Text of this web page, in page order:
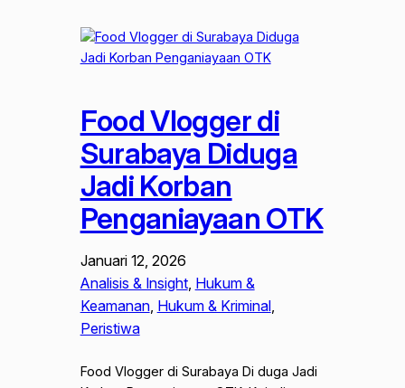
Food Vlogger di
Surabaya Diduga
Jadi Korban
Penganiayaan OTK
Januari 12, 2026
Analisis & Insight, Hukum &
Keamanan, Hukum & Kriminal
Peristiwa
Food Vlogger di Surabaya Di duga Jadi